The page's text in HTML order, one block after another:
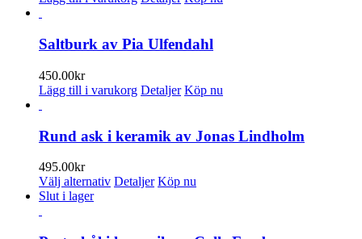
Saltburk av Pia Ulfendahl
450.00kr
Lägg till i varukorg Detaljer Köp nu
Rund ask i keramik av Jonas Lindholm
495.00kr
Välj alternativ Den
Detaljer Köp nu
Slut i lager